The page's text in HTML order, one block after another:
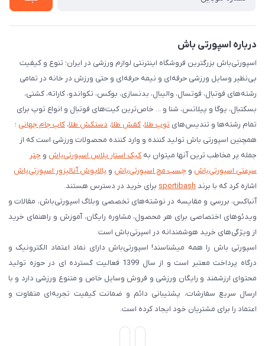
درباره اسپورتی باش
اسپورتی‌باش بزرگترین فروشگاه اینترنتی لوازم ورزشی در ایران؛ تنوع و کیفیت
بی‌نظیر وسایل ورزشی حرفه‌ای و نیمه حرفه‌ای و حتی ورزش در خانه در تمامی
رشته‌های فوتبال، فوتسال، والیبال، بدنسازی، بوکس، تکواندو، کاراته، کشتی،
بسکتبال، یوگا و پیلاتس، شنا و ... خاص‌ترین کیت‌های فوتبال و انواع توپ برای
تمام رشته‌ها و تندیس‌های توپ طلا، کفش طلا، دستکش طلا، کاپ جام جهانی ؛
همچنین اسپورتی باش تولید کننده و وارد کننده محصولات ورزشی است که از
جمله پر مخاطب ترین آنها میتوان به کیک استار پلاس اسپورتی‌باش و چتر
سرعتی اسپورتی‌باش و چسب مچ اسپورتی‌باش و بالاپوش آنالیزور اسپورتی‌باش
اشاره کرد که با برند sportibash برای خرید در دسترس هستند.
آنباکس، بررسی‌ و مقایسه در نوشته‌های تخصصی وبلاگ اسپورتی‌باش، مقالات و
ویدئوهای اختصاصی برای هر محصول، مشاوره رایگان، آموزش و راهنمای خرید
از ویژگی‌های خرید هوشمندانه در اسپرتی‌باش است.
اسپورتی‌ باش را همه میشناسند! اسپورتی‌باش دارای نماد اعتماد الکترونیک و
درگاه پرداخت معتبر است و از سال 1399 فعالیت گسترده ای در حوزه تولید
محتوای ارزشمند و رایگان ورزشی و فروش وسایل خاص و متنوع ورزشی دارد و با
ارسال سریع سفارشات، پشتیبانی دائم و ضمانت کیفیت تجربه‌ای متفاوت و
اعتماد را برای مشتریان خود ایجاد کرده است.